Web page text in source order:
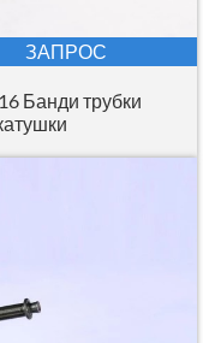
ЗАПРОС
Банди трубки